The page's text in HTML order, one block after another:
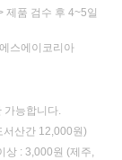
제품 검수 후 4~5일
스에이코리아
가능합니다.
서산간 12,000원)
상 : 3,000원 (제주,